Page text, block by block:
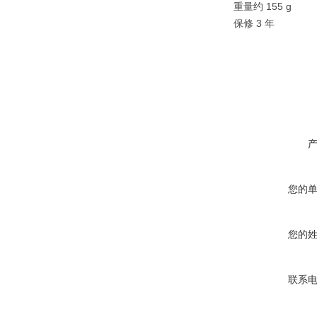
重量约 155 g
保修 3 年
您的
您的
联系